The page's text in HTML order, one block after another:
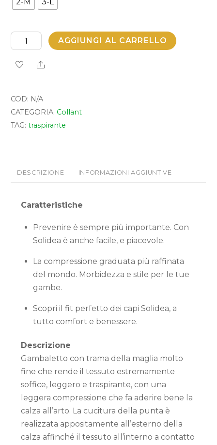
Diabetic
Knee-
high
AGGIUNGI AL CARRELLO
Share
COD: N/A
CATEGORIA: Collant
TAG:traspirante
DESCRIZIONE INFORMAZIONI AGGIUNTIVE
Caratteristiche
Prevenire è sempre più importante. Con
Solidea è anche facile, e piacevole.
La compressione graduata più raffinata
del mondo. Morbidezza e stile per le tue
gambe.
Scopri il fit perfetto dei capi Solidea, a
tutto comfort e benessere.
Descrizione
Gambaletto con trama della maglia molto
fine che rende il tessuto estremamente
soffice, leggero e traspirante, con una
leggera compressione che fa aderire bene la
calza all’arto. La cucitura della punta è
realizzata appositamente all’esterno della
calza affinché il tessuto all’interno a contatto